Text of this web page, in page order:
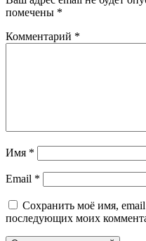
помечены *
Комментарий *
Имя *
Email *
Сохранить моё имя, email
последующих моих